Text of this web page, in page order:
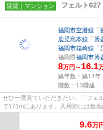
賃貸｜マンション フェルト627
福岡市空港線 「
鹿児島本線 「博
福岡市箱崎線 「
福岡県福岡市博
8万円～ 16.1
築年数：築14年
階数：13階建
ぜひ一度見ていただきたい、「フェ
で171mにあります。共用部には敷
おります。眺望良好な物件で魅...
9.6万